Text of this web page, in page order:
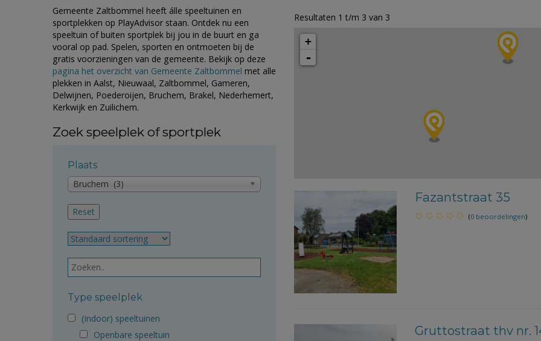
Gemeente Zaltbommel heeft álle speeltuinen en
sportplekken op PlayAdvisor staan. Ontdek nu een
speeltuin of buiten sportplek bij jou in de buurt en ga
vooral op pad. Spelen, sporten en ontmoeten bij de
gratis voorzieningen van de gemeente. Bekijk op deze
pagina het overzicht van Gemeente Zaltbommel met alle
plekken in Aalst, Nieuwaal, Zaltbommel, Gameren,
Delwijnen, Poederoijen, Bruchem, Brakel, Nederhemert,
Kerkwijk en Zuilichem.
Zoek speelplek of sportplek
Plaats
Bruchem (3)
Type speelplek
(Indoor) speeltuinen
Openbare speeltuin
Resultaten 1 t/m 3 van 3
+
-
Fazantstraat 35
(0 beoordelingen)
Gruttostraat thv nr.